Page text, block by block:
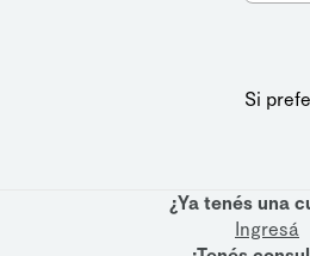
Si
¿Ya tenés una
Ingresá